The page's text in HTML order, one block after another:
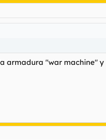
"war machine" y